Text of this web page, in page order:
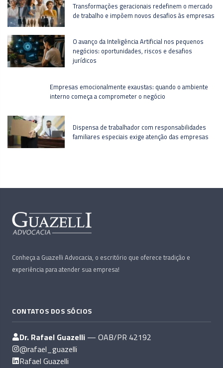
Transformações geracionais redefinem o mercado
de trabalho e impõem novos desafios às empresas
O avanço da Inteligência Artificial nos pequenos
negócios: oportunidades, riscos e desafios
jurídicos
Empresas emocionalmente exaustas: quando o ambiente
interno começa a comprometer o negócio
Dispensa de trabalhador com responsabilidades
familiares especiais exige atenção das empresas
Conheça a Guazelli Advocacia, o escritório que oferece tradição e
experiência para atender sua empresa!
CONTATOS DOS SÓCIOS
Dr. Rafael Guazelli — OAB/PR 42192
@rafael_guazelli
Rafael Guazelli